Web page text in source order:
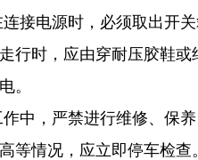
接电源时，必须取出开
行时，应由穿耐压胶鞋
。
中，严禁进行维修、保
等情况，应立即停车检查